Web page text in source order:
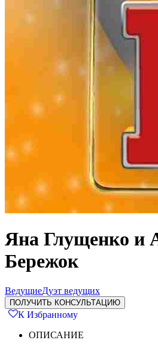
Яна Глущенко и
Бережок
ВедущиеДуэт ведущих
ПОЛУЧИТЬ КОНСУЛЬТАЦИЮ
К Избранному
ОПИСАНИЕ